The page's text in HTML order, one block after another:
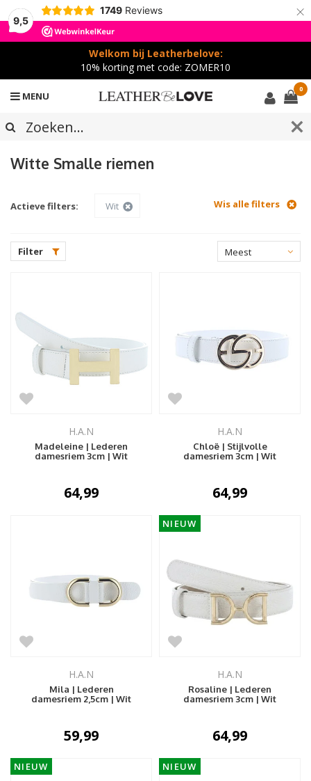
9,5
1749 Reviews ×
Welkom bij Leatherbelove:
10% korting met code: ZOMER10
MENU
0
Witte Smalle riemen
Actieve filters: Wit Wis alle filters
Filter
Meest
H.A.N
Madeleine | Lederen
damesriem 3cm | Wit
64,99
H.A.N
Chloë | Stijlvolle
damesriem 3cm | Wit
64,99
H.A.N
Mila | Lederen
damesriem 2,5cm | Wit
59,99
NIEUW
H.A.N
Rosaline | Lederen
damesriem 3cm | Wit
64,99
NIEUW NIEUW